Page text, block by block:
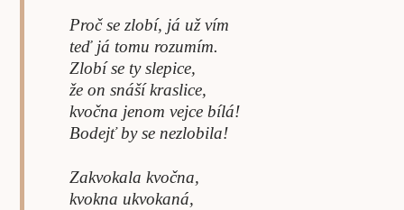
Proč se zlobí, já už vím
teď já tomu rozumím.
Zlobí se ty slepice,
že on snáší kraslice,
kvočna jenom vejce bílá!
Bodejť by se nezlobila!
Zakvokala kvočna,
kvokna ukvokaná,